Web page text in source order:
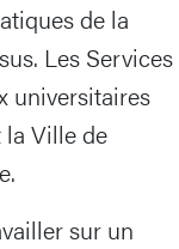
de la
Les Services
universitaires
la Ville de
sur un